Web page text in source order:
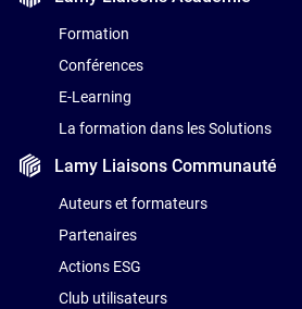
Formation
Conférences
E-Learning
La formation dans les Solutions
Lamy LiaisonsCommunauté
Auteurs et formateurs
Partenaires
Actions ESG
Club utilisateurs